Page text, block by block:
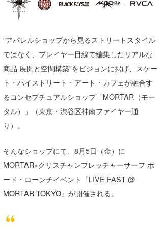
“アパレルショップから見るストリートスタイル
ではなく、プレイヤー目線で編集したリアルな
商品 展開と空間構築”をビジョンに掲げ、スケー
ト・ハイストリート・アート・カフェが融合す
るコンセプチュアルショップ「MORTAR（モー
タル）」（東京・渋谷区神南ファイヤー通
り）。
そんなショップにて、8月5日（金）に
MORTAR×クリスチャンフレッチャーサーフ ボ
ード・ローンチイベント『LIVE FAST @
MORTAR TOKYO』が開催される。
千葉南
大阪
沖縄
VOTE!
サーファーズ
ライター/寄稿メディア